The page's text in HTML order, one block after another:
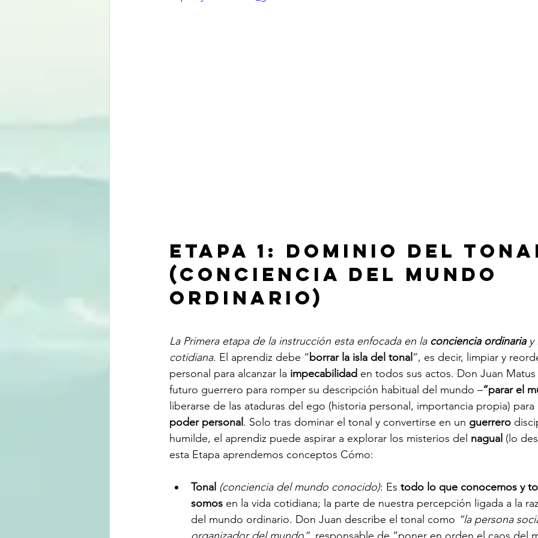
Etapa 1: Dominio del
(Conciencia del mundo
ordinario)
La Primera etapa de la instrucción esta enfocada en la conciencia ordinaria y
cotidiana. El aprendiz debe “borrar la isla del tonal”, es decir, limpiar y
personal para alcanzar la impecabilidad en todos sus actos. Don Juan
futuro guerrero para romper su descripción habitual del mundo –“parar el
liberarse de las ataduras del ego (historia personal, importancia propia)
poder personal. Solo tras dominar el tonal y convertirse en un guerrero
humilde, el aprendiz puede aspirar a explorar los misterios del nagual (lo
esta Etapa aprendemos conceptos Cómo:
Tonal (conciencia del mundo conocido): Es todo lo que conocemos y
somos en la vida cotidiana; la parte de nuestra percepción ligada a la
del mundo ordinario. Don Juan describe el tonal como “la persona
organizador del mundo”, responsable de “poner en orden el caos del